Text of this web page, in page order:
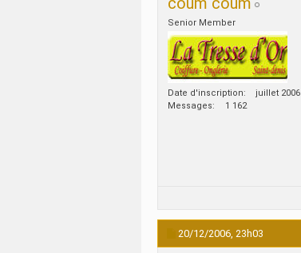
Senior Member
Date d'inscription
juillet 2006
Messages
1 162
20/12/2006, 23h03